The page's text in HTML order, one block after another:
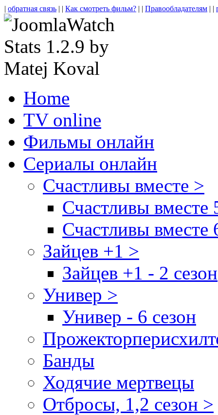
| обратная связь | | Как смотреть фильм? | | Правообладателям | |
Home
TV online
Фильмы онлайн
Сериалы онлайн
Счастливы вместе >
Счастливы вместе
Счастливы вместе
Зайцев +1 >
Зайцев +1 - 2 сезон
Универ >
Универ - 6 сезон
Банды
Ходячие мертвецы
Отбросы, 1,2 сезон >